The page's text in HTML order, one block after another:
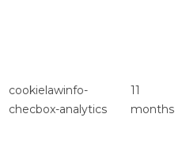
cookielawinfo-
checbox-analytics
11
months